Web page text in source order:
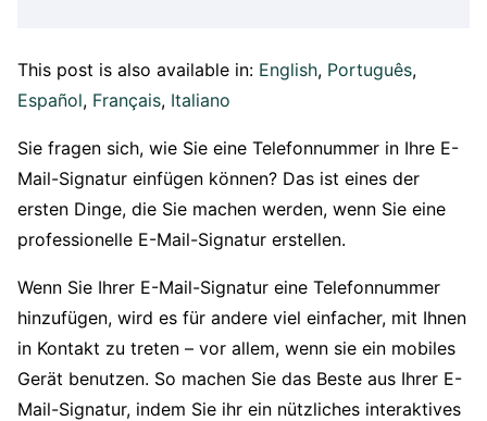
This post is also available in: English Português
Español Français Italiano
Sie fragen sich, wie Sie eine Telefonnummer in Ihre E-
Mail-Signatur einfügen können? Das ist eines der
ersten Dinge, die Sie machen werden, wenn Sie eine
professionelle E-Mail-Signatur erstellen.
Wenn Sie Ihrer E-Mail-Signatur eine Telefonnummer
hinzufügen, wird es für andere viel einfacher, mit Ihnen
in Kontakt zu treten – vor allem, wenn sie ein mobiles
Gerät benutzen. So machen Sie das Beste aus Ihrer E-
Mail-Signatur, indem Sie ihr ein nützliches interaktives